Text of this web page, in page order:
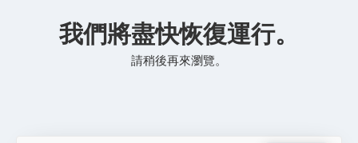
我們將盡快恢復運行。
請稍後再來瀏覽。